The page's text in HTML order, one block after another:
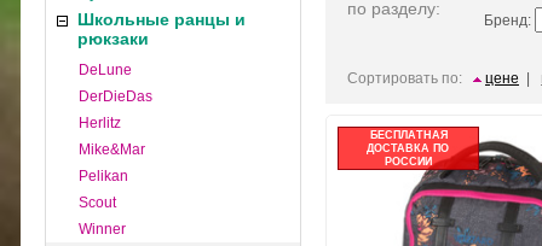
Школьные ранцы и
рюкзаки
DeLune
DerDieDas
Herlitz
Mike&Mar
Pelikan
Scout
Winner
по разделу:
Бренд:
Сортировать по: цене
БЕСПЛАТНАЯ
ДОСТАВКА ПО
РОССИИ